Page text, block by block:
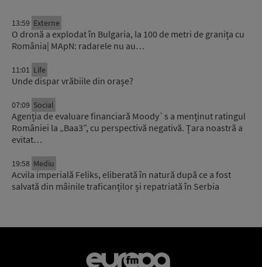
13:59 Externe
O dronă a explodat în Bulgaria, la 100 de metri de granița cu
România| MApN: radarele nu au…
11:01 Life
Unde dispar vrăbiile din orașe?
07:09 Social
Agenția de evaluare financiară Moody`s a menținut ratingul
României la „Baa3”, cu perspectivă negativă. Țara noastră a
evitat…
19:58 Mediu
Acvila imperială Feliks, eliberată în natură după ce a fost
salvată din mâinile traficanților și repatriată în Serbia